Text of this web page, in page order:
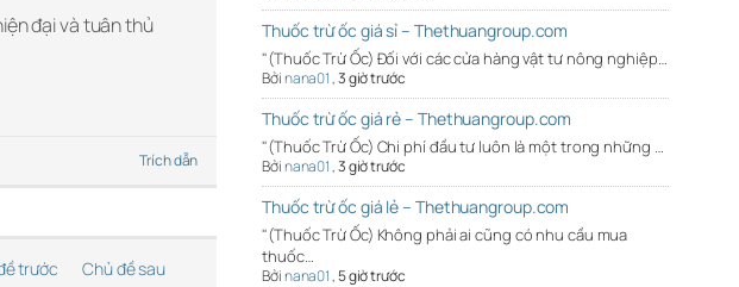
đại và tuân thủ
Trích dẫn
trước Chủ đề sau
Thuốc trừ ốc giá sỉ – Thethuangroup.com
"(Thuốc Trừ Ốc) Đối với các cửa hàng vật tư nông nghiệp…
Bởinana01,3 giờ trước
Thuốc trừ ốc giá rẻ – Thethuangroup.com
"(Thuốc Trừ Ốc) Chi phí đầu tư luôn là một trong những …
Bởinana01,3 giờ trước
Thuốc trừ ốc giá lẻ – Thethuangroup.com
"(Thuốc Trừ Ốc) Không phải ai cũng có nhu cầu mua
thuốc…
Bởinana01,5 giờ trước